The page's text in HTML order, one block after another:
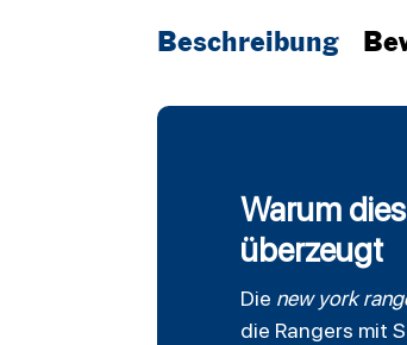
Beschreibung
Warum
überzeugt
Die new york
die Rangers mit